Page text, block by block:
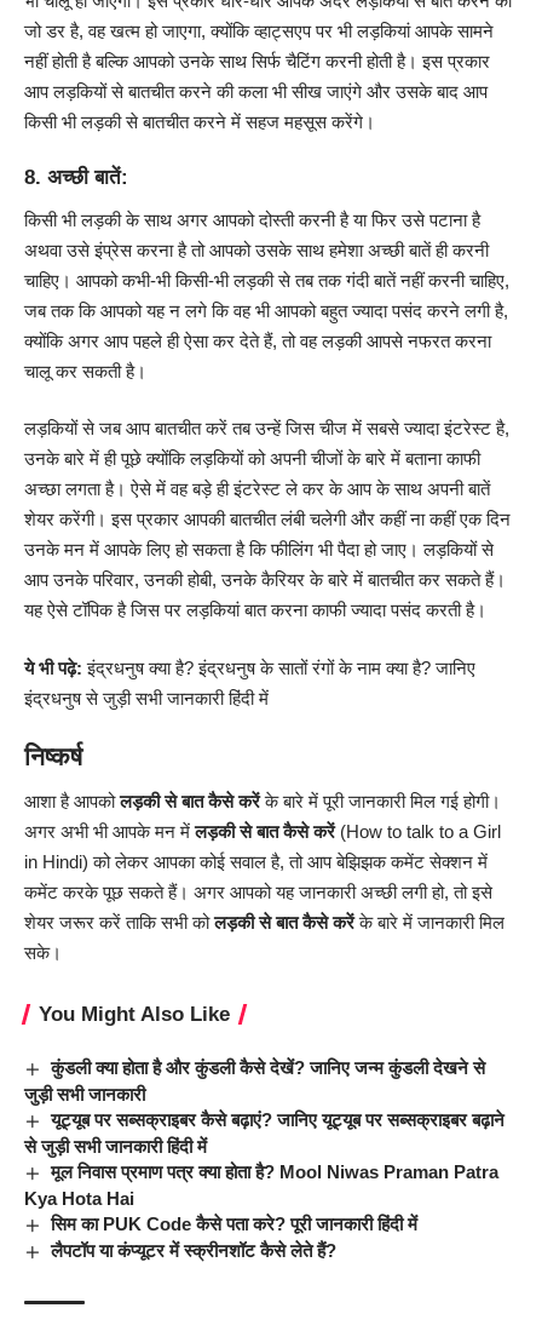
जो डर है, वह खत्म हो जाएगा, क्योंकि व्हाट्सएप पर भी लड़कियां आपके सामने
नहीं होती है बल्कि आपको उनके साथ सिर्फ चैटिंग करनी होती है। इस प्रकार
आप लड़कियों से बातचीत करने की कला भी सीख जाएंगे और उसके बाद आप
किसी भी लड़की से बातचीत करने में सहज महसूस करेंगे।
8. अच्छी बातें:
किसी भी लड़की के साथ अगर आपको दोस्ती करनी है या फिर उसे पटाना है
अथवा उसे इंप्रेस करना है तो आपको उसके साथ हमेशा अच्छी बातें ही करनी
चाहिए। आपको कभी-भी किसी-भी लड़की से तब तक गंदी बातें नहीं करनी चाहिए,
जब तक कि आपको यह न लगे कि वह भी आपको बहुत ज्यादा पसंद करने लगी है,
क्योंकि अगर आप पहले ही ऐसा कर देते हैं, तो वह लड़की आपसे नफरत करना
चालू कर सकती है।
लड़कियों से जब आप बातचीत करें तब उन्हें जिस चीज में सबसे ज्यादा इंटरेस्ट है,
उनके बारे में ही पूछे क्योंकि लड़कियों को अपनी चीजों के बारे में बताना काफी
अच्छा लगता है। ऐसे में वह बड़े ही इंटरेस्ट ले कर के आप के साथ अपनी बातें
शेयर करेंगी। इस प्रकार आपकी बातचीत लंबी चलेगी और कहीं ना कहीं एक दिन
उनके मन में आपके लिए हो सकता है कि फीलिंग भी पैदा हो जाए। लड़कियों से
आप उनके परिवार, उनकी होबी, उनके कैरियर के बारे में बातचीत कर सकते हैं।
यह ऐसे टॉपिक है जिस पर लड़कियां बात करना काफी ज्यादा पसंद करती है।
ये भी पढ़े: इंद्रधनुष क्या है? इंद्रधनुष के सातों रंगों के नाम क्या है? जानिए
इंद्रधनुष से जुड़ी सभी जानकारी हिंदी में
निष्कर्ष
आशा है आपकोलड़की से बात कैसे करेंके बारे में पूरी जानकारी मिल गई होगी।
अगर अभी भी आपके मन मेंलड़की से बात कैसे करें (How to talk to a Girl
in Hindi) को लेकर आपका कोई सवाल है, तो आप बेझिझक कमेंट सेक्शन में
कमेंट करके पूछ सकते हैं। अगर आपको यह जानकारी अच्छी लगी हो, तो इसे
शेयर जरूर करें ताकि सभी को लड़की से बात कैसे करेंके बारे में जानकारी मिल
सके।
You Might Also Like
कुंडली क्या होता है और कुंडली कैसे देखें? जानिए जन्म कुंडली देखने से
जुड़ी सभी जानकारी
यूट्यूब पर सब्सक्राइबर कैसे बढ़ाएं? जानिए यूट्यूब पर सब्सक्राइबर बढ़ाने
से जुड़ी सभी जानकारी हिंदी में
मूल निवास प्रमाण पत्र क्या होता है? Mool Niwas Praman Patra
Kya Hota Hai
सिम का PUK Code कैसे पता करे? पूरी जानकारी हिंदी में
लैपटॉप या कंप्यूटर में स्क्रीनशॉट कैसे लेते हैं?